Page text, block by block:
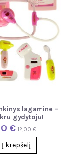
lagamine –
gydytoju!
€ 12,00 €
Į krepšelį